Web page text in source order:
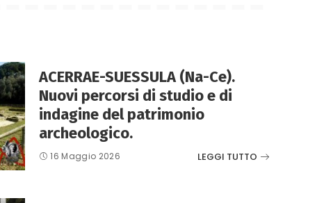
ACERRAE-SUESSULA (Na-Ce).
Nuovi percorsi di studio e di
indagine del patrimonio
archeologico.
16 Maggio 2026 LEGGI TUTTO